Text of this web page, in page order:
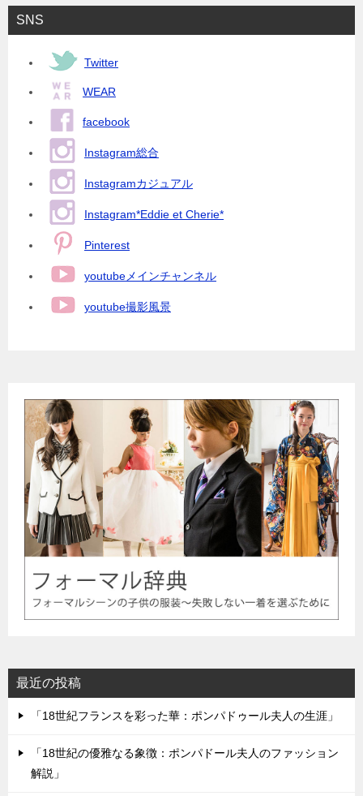
ビ
ゲ
SNS
Twitter
WEAR
facebook
Instagram総合
Instagramカジュアル
Instagram*Eddie et Cherie*
Pinterest
youtubeメインチャンネル
youtube撮影風景
最近の投稿
「18世紀フランスを彩った華：ポンパドゥール夫人の生涯」
「18世紀の優雅なる象徴：ポンパドール夫人のファッション
解説」